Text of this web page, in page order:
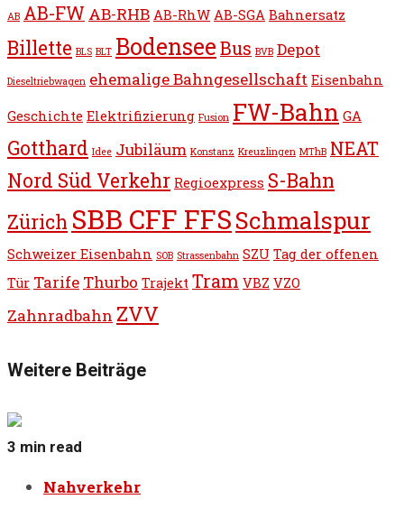
AB AB-FW AB-RHB AB-RhW AB-SGA Bahnersatz
Billette BLS BLT Bodensee Bus BVB Depot
Dieseltriebwagen ehemalige Bahngesellschaft Eisenbahn
Geschichte Elektrifizierung Fusion FW-Bahn GA
Gotthard Idee Jubiläum Konstanz Kreuzlingen MThB NEAT
Nord Süd Verkehr Regioexpress S-Bahn
Zürich SBB CFF FFSSchmalspur
Schweizer Eisenbahn SOB Strassenbahn SZU Tag der offenen
Tür Tarife Thurbo Trajekt Tram VBZ VZO
Zahnradbahn ZVV
Weitere Beiträge
3 min read
Nahverkehr